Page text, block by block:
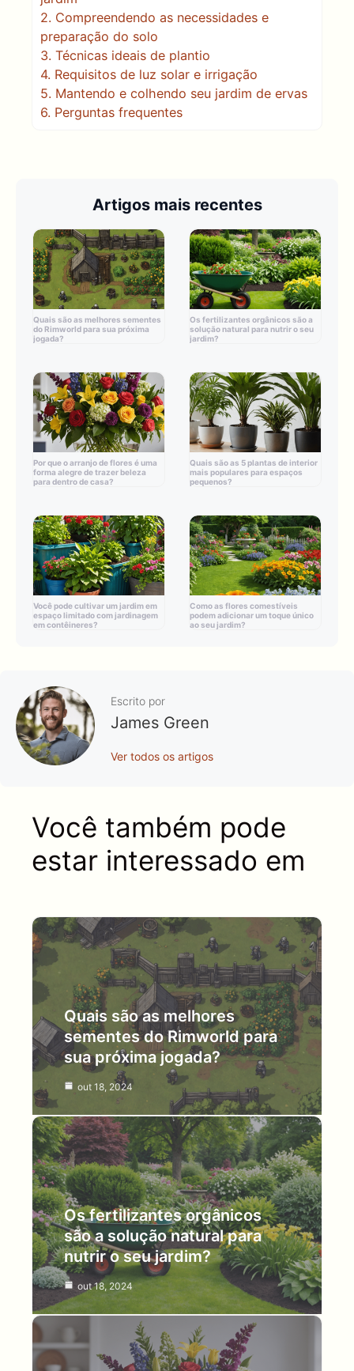
2. Compreendendo as necessidades e
preparação do solo
3. Técnicas ideais de plantio
4. Requisitos de luz solar e irrigação
5. Mantendo e colhendo seu jardim de ervas
6. Perguntas frequentes
Artigos mais recentes
Quais são as melhores sementes
do Rimworld para sua próxima
jogada?
Os fertilizantes orgânicos são a
solução natural para nutrir o seu
jardim?
Por que o arranjo de flores é uma
forma alegre de trazer beleza
para dentro de casa?
Quais são as 5 plantas de interior
mais populares para espaços
pequenos?
Você pode cultivar um jardim em
espaço limitado com jardinagem
em contêineres?
Como as flores comestíveis
podem adicionar um toque único
ao seu jardim?
Escrito por
James Green
Ver todos os artigos
Você também pode
estar interessado em
Quais são as melhores
sementes do Rimworld para
sua próxima jogada?
out 18, 2024
Os fertilizantes orgânicos
são a solução natural para
nutrir o seu jardim?
out 18, 2024